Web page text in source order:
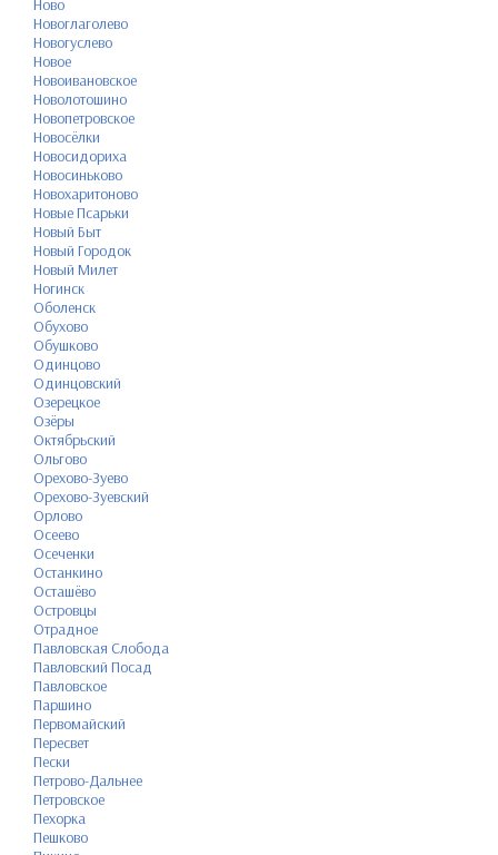
Ново
Новоглаголево
Новогуслево
Новое
Новоивановское
Новолотошино
Новопетровское
Новосёлки
Новосидориха
Новосиньково
Новохаритоново
Новые Псарьки
Новый Быт
Новый Городок
Новый Милет
Ногинск
Оболенск
Обухово
Обушково
Одинцово
Одинцовский
Озерецкое
Озёры
Октябрьский
Ольгово
Орехово-Зуево
Орехово-Зуевский
Орлово
Осеево
Осеченки
Останкино
Осташёво
Островцы
Отрадное
Павловская Слобода
Павловский Посад
Павловское
Паршино
Первомайский
Пересвет
Пески
Петрово-Дальнее
Петровское
Пехорка
Пешково